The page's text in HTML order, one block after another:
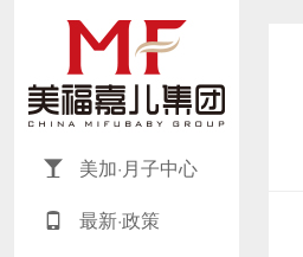
美加·月子中心
最新·政策